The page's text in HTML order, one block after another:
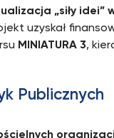
„siły idei”
uzyskał
MINIATURA 3,
Publicznych